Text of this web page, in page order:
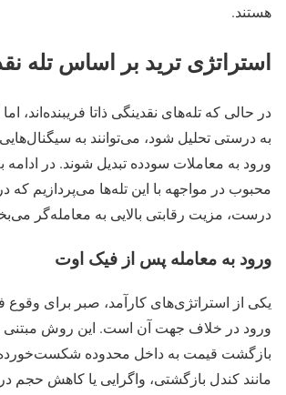
هستند.
استراتژی‌ ترید بر اساس تله
در حالی‌ که تله‌های نقدینگی ذاتا فریبنده‌اند،
به‌ درستی تحلیل شود، می‌توانند به
ورود به معاملات سودده تبدیل شوند. در ادامه
محبوب در مواجهه با این تله‌ها می‌پردازیم
درست، مزیت رقابتی بالایی به معامله‌گر
ورود به معامله پس از فیک‌ اوت
یکی از استراتژی‌های کارآمد، صبر برای
ورود در خلاف جهت آن است. این روش مبتنی
بازگشت قیمت به داخل محدوده شکست‌خورده
مانند کندل بازگشتی، واگرایی یا کاهش